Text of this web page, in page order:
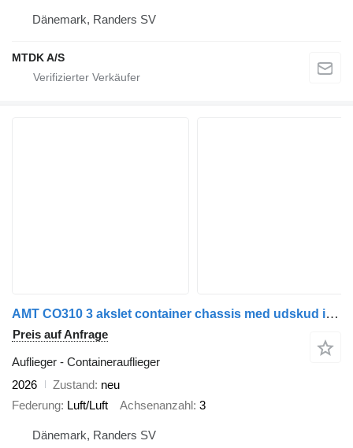
Dänemark, Randers SV
MTDK A/S
AMT CO310 3 akslet container chassis med udskud i bag
Preis auf Anfrage
Auflieger - Containerauflieger
2026
Zustand neu
Federung Luft/Luft Achsenanzahl 3
Dänemark, Randers SV